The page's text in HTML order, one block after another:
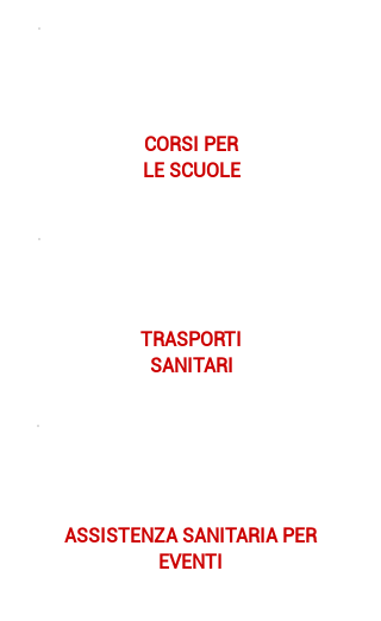
CORSI PER
LE SCUOLE
TRASPORTI
SANITARI
ASSISTENZA SANITARIA PER
EVENTI